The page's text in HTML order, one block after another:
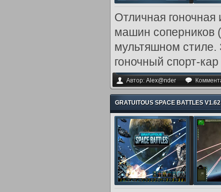
Отличная
машин соперников
мультяшном стиле.
гоночный спорт-кар
Автор: Alex@nder
GRATUITOUS SPACE BATTLES